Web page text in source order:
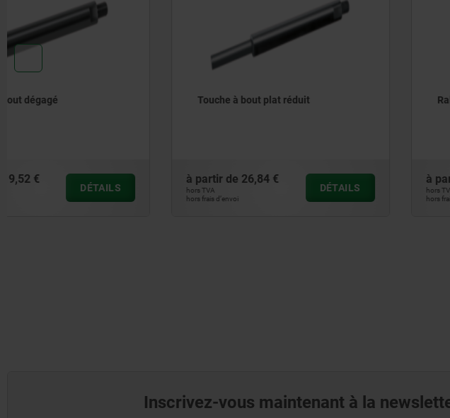
Touche à bout plat réduit
à partir de 26,84 €
hors frais d’envoi
DÉTAILS
Rallonge pour touche
à partir de 13,80 €
hors frais d’envoi
DÉTAILS
Inscrivez-vous maintenant à la